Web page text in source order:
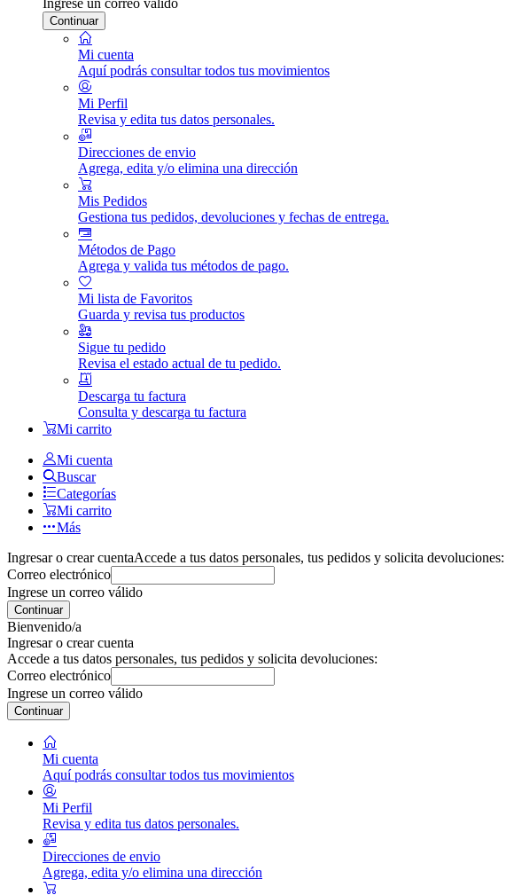
Continuar
Mi cuenta
Aquí podrás consultar todos tus movimientos
Mi Perfil
Revisa y edita tus datos personales.
Direcciones de envio
Agrega, edita y/o elimina una dirección
Mis Pedidos
Gestiona tus pedidos, devoluciones y fechas de entrega.
Métodos de Pago
Agrega y valida tus métodos de pago.
Mi lista de Favoritos
Guarda y revisa tus productos
Sigue tu pedido
Revisa el estado actual de tu pedido.
Descarga tu factura
Consulta y descarga tu factura
Mi carrito
Mi cuenta
Buscar
Categorías
Mi carrito
Más
Ingresar o crear cuentaAccede a tus datos personales, tus pedidos y solicita devoluciones:
Correo electrónico
Ingrese un correo válido
Continuar
Bienvenido/a
Ingresar o crear cuenta
Accede a tus datos personales, tus pedidos y solicita devoluciones:
Correo electrónico
Ingrese un correo válido
Continuar
Mi cuenta
Aquí podrás consultar todos tus movimientos
Mi Perfil
Revisa y edita tus datos personales.
Direcciones de envio
Agrega, edita y/o elimina una dirección